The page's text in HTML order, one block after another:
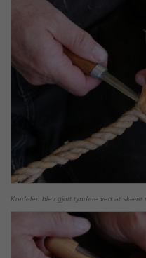
Kordelen blev gjort tyndere ved at skære